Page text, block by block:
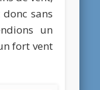
sans
un
fort vent